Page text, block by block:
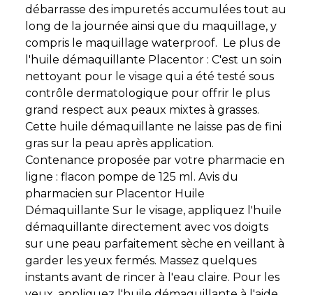
débarrasse des impuretés accumulées tout au
long de la journée ainsi que du maquillage, y
compris le maquillage waterproof. Le plus de
l'huile démaquillante Placentor : C'est un soin
nettoyant pour le visage qui a été testé sous
contrôle dermatologique pour offrir le plus
grand respect aux peaux mixtes à grasses.
Cette huile démaquillante ne laisse pas de fini
gras sur la peau après application.
Contenance proposée par votre pharmacie en
ligne : flacon pompe de 125 ml. Avis du
pharmacien sur Placentor Huile
Démaquillante Sur le visage, appliquez l'huile
démaquillante directement avec vos doigts
sur une peau parfaitement sèche en veillant à
garder les yeux fermés. Massez quelques
instants avant de rincer à l'eau claire. Pour les